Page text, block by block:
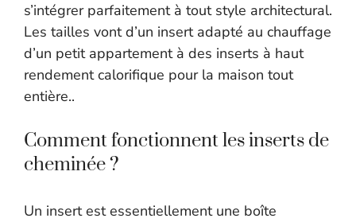
s’intégrer parfaitement à tout style architectural.
Les tailles vont d’un insert adapté au chauffage
d’un petit appartement à des inserts à haut
rendement calorifique pour la maison tout
entière..
Comment fonctionnent les inserts de
cheminée ?
Un insert est essentiellement une boîte